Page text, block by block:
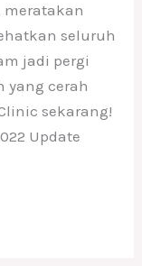
seluruh
jadi pergi
yang cerah
sekarang!
Update